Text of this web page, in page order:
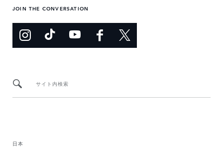
JOIN THE CONVERSATION
サイト内検索
日本